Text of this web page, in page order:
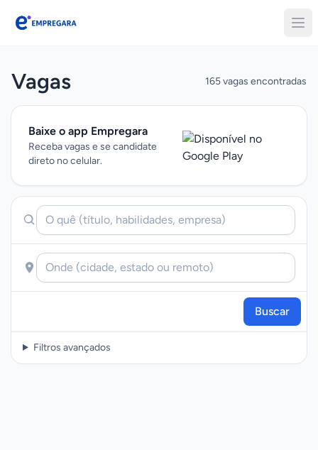
Empregara
Vagas 165 vagas encontradas
Baixe o app Empregara
Receba vagas e se candidate
direto no celular.
Buscar
Filtros avançados